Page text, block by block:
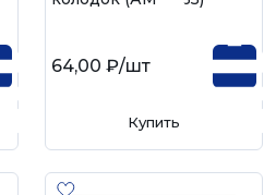
64,00 ₽/шт
Купить